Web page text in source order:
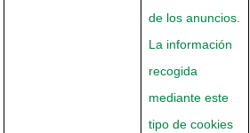
de los anuncios.
La información
recogida
mediante este
tipo de cookies